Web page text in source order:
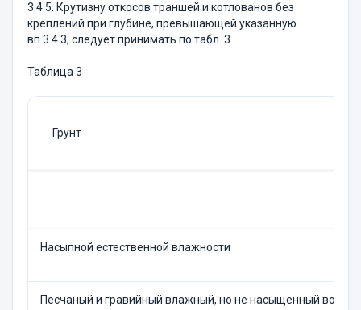
3.4.5. Крутизну откосов траншей и котлованов без
креплений при глубине, превышающей указанную
вп.3.4.3, следует принимать по табл. 3.
Таблица 3
Грунт
Насыпной естественной влажности
Песчаный и гравийный влажный, но не насыщенный водой